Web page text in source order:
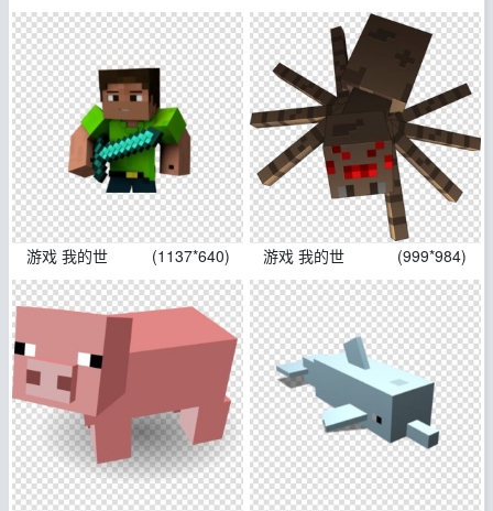
游戏 我的世 (1137*640) 游戏 我的世 (999*984)